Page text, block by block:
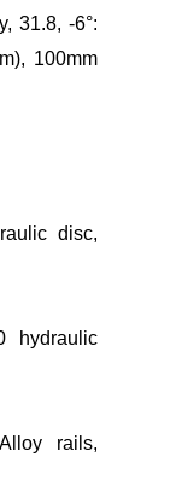
31.8, -6°:
100mm
hydraulic